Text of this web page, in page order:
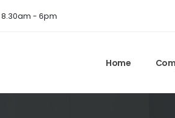
8.30am - 6pm
Home